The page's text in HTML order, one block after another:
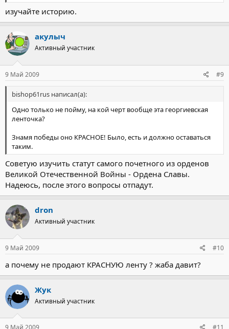
изучайте историю.
акулыч
Активный участник
9 Май 2009 #9
bishop61rus написал(а):
Одно только не пойму, на кой черт вообще эта георгиевская
ленточка?
Знамя победы оно КРАСНОЕ! Было, есть и должно оставаться
таким.
Советую изучить статут самого почетного из орденов
Великой Отечественной Войны - Ордена Славы.
Надеюсь, после этого вопросы отпадут.
dron
Активный участник
9 Май 2009 #10
а почему не продают КРАСНУЮ ленту ? жаба давит?
Жук
Активный участник
9 Май 2009 #11